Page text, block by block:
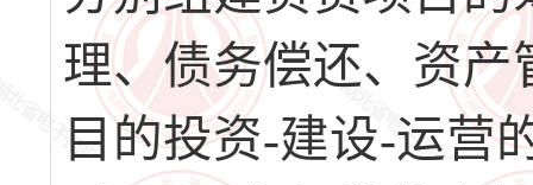
理、债务偿还、资
目的投资-建设-运营